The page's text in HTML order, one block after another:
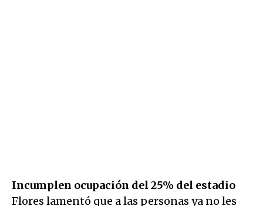
Incumplen ocupación del 25% del estadio
Flores lamentó que a las personas ya no les